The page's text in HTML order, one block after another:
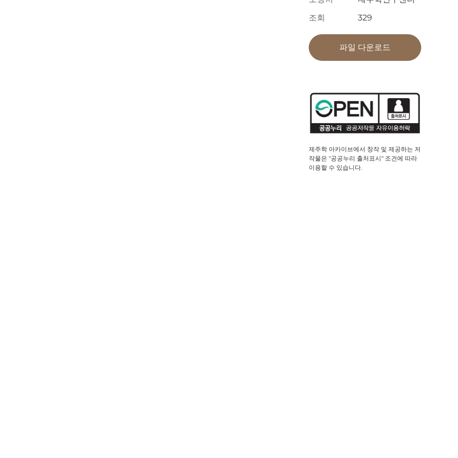
조회
329
파일 다운로드
제주학 아카이브에서 창작 및 제공하는 저
작물은 "공공누리 출처표시" 조건에 따라
이용할 수 있습니다.